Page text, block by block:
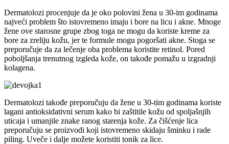
Dermatolozi procenjuje da je oko polovini žena u 30-im godinama
najveći problem što istovremeno imaju i bore na licu i akne. Mnoge
žene ove starosne grupe zbog toga ne mogu da koriste kreme za
bore za zreliju kožu, jer te formule mogu pogoršati akne. Stoga se
preporučuje da za lečenje oba problema koristite retinol. Pored
poboljšanja trenutnog izgleda kože, on takođe pomažu u izgradnji
kolagena.
Dermatolozi takođe preporučuju da žene u 30-tim godinama koriste
lagani antioksidativni serum kako bi zaštitile kožu od spoljašnjih
uticaja i umanjile znake ranog starenja kože. Za čišćenje lica
preporučuju se proizvodi koji istovremeno skidaju šminku i rade
piling. Uveče i dalje možete koristiti tonik za lice.